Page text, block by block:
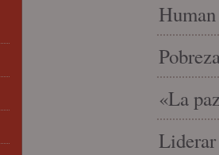
«La
Liderar